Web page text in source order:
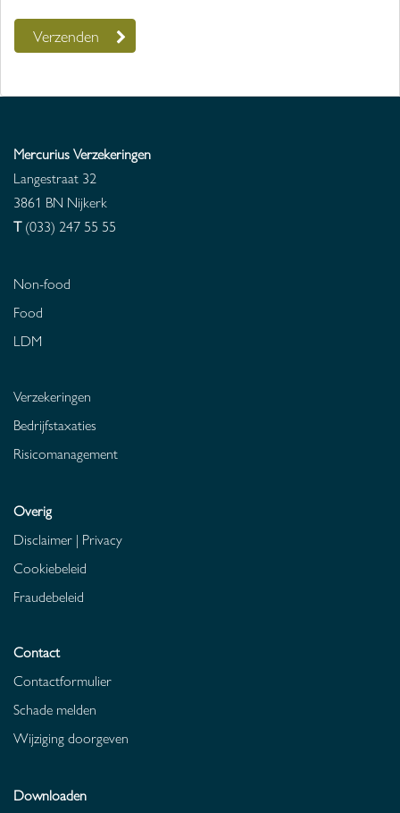
Mercurius Verzekeringen
Langestraat 32
3861 BN Nijkerk
T (033) 247 55 55
Non-food
Food
LDM
Verzekeringen
Bedrijfstaxaties
Risicomanagement
Overig
Disclaimer | Privacy
Cookiebeleid
Fraudebeleid
Contact
Contactformulier
Schade melden
Wijziging doorgeven
Downloaden